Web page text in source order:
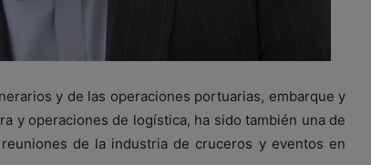
y de las operaciones portuarias, embarque y
y operaciones de logística, ha sido también una de
de la industria de cruceros y eventos en